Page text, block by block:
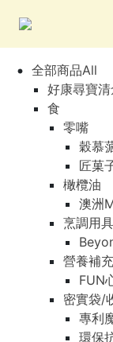
全部商品All
好康尋寶
食
零嘴
穀慕
匠菓
橄欖油
澳洲
烹調用具
營養補充
FUN
密實袋/
專利
環保